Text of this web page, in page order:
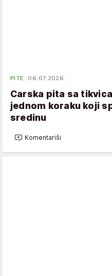
PITE 06.07.2026.
Carska pita sa
jednom koraku koji
sredinu
Komentariši